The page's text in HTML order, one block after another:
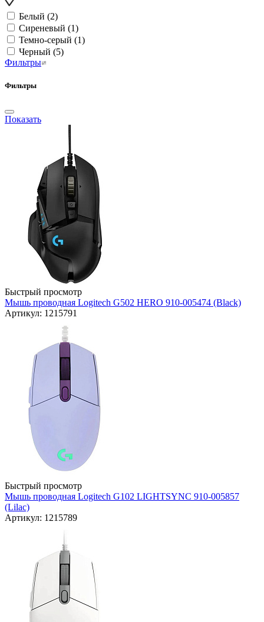
Белый (2)
Сиреневый (1)
Темно-серый (1)
Черный (5)
Фильтры
Фильтры
Показать
Быстрый просмотр
Мышь проводная Logitech G502 HERO 910-005474 (Black)
Артикул: 1215791
Быстрый просмотр
Мышь проводная Logitech G102 LIGHTSYNC 910-005857
(Lilac)
Артикул: 1215789